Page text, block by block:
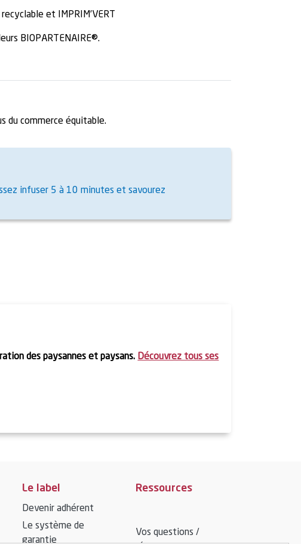
et IMPRIM’VERT
BIOPARTENAIRE®.
du commerce équitable.
infuser 5 à 10 minutes et savourez
des paysannes et paysans. Découvrez tous ses
Le label
Devenir adhérent
Le système de
garantie
Ressources
Vos questions /